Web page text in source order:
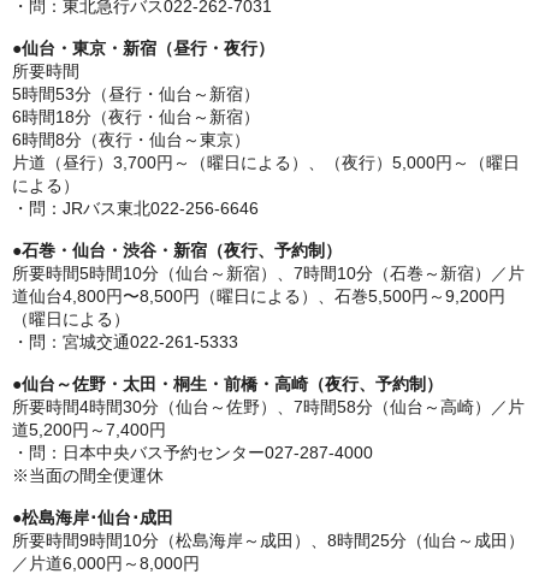
・問：東北急行バス022-262-7031
●仙台・東京・新宿（昼行・夜行）
所要時間
5時間53分（昼行・仙台～新宿）
6時間18分（夜行・仙台～新宿）
6時間8分（夜行・仙台～東京）
片道（昼行）3,700円～（曜日による）、（夜行）5,000円～（曜日
による）
・問：JRバス東北022-256-6646
●石巻・仙台・渋谷・新宿（夜行、予約制）
所要時間5時間10分（仙台～新宿）、7時間10分（石巻～新宿）／片
道仙台4,800円〜8,500円（曜日による）、石巻5,500円～9,200円
（曜日による）
・問：宮城交通022-261-5333
●仙台～佐野・太田・桐生・前橋・高崎（夜行、予約制）
所要時間4時間30分（仙台～佐野）、7時間58分（仙台～高崎）／片
道5,200円～7,400円
・問：日本中央バス予約センター027-287-4000
※当面の間全便運休
●松島海岸･仙台･成田
所要時間9時間10分（松島海岸～成田）、8時間25分（仙台～成田）
／片道6,000円～8,000円